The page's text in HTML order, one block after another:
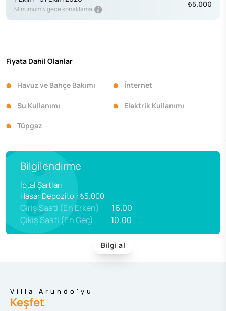
Minumum 4 gece konaklama
₺5.000
Fiyata Dahil Olanlar
Havuz ve Bahçe Bakımı İnternet
Su Kullanımı Elektrik Kullanımı
Tüpgaz
Bilgilendirme
İptal Şartları
Hasar Depozito :₺5.000
Giriş Saati (En Erken)
16.00
Çıkış Saati (En Geç)
10.00
Bilgi al
Villa Arundo'yu
Keşfet